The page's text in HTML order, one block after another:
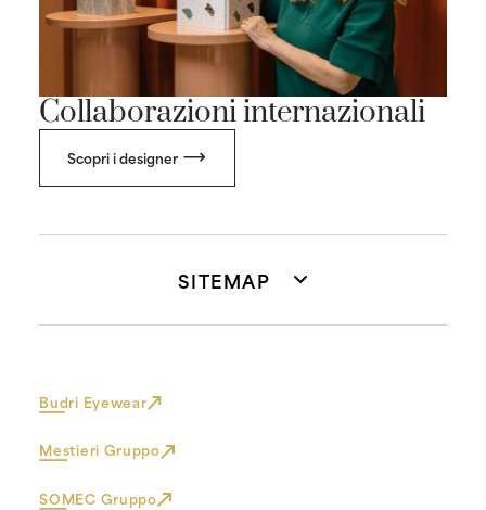
Collaborazioni internazionali
Scopri i designer
SITEMAP
Budri Eyewear
Mestieri Gruppo
SOMEC Gruppo